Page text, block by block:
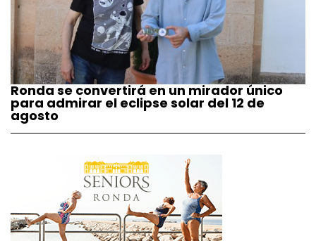
Ronda se convertirá en un mirador único
para admirar el eclipse solar del 12 de
agosto